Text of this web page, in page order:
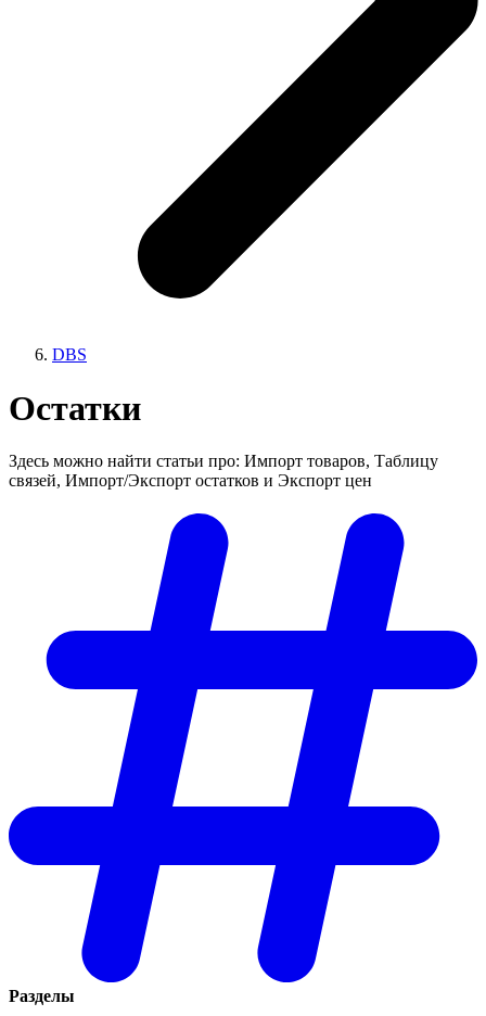
DBS
Остатки
Здесь можно найти статьи про: Импорт товаров, Таблицу
связей, Импорт/Экспорт остатков и Экспорт цен
Разделы